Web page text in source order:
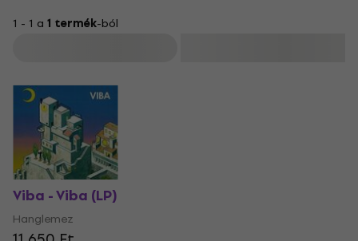
1 - 1 a 1 termék-ból
Viba - Viba (LP)
Hanglemez